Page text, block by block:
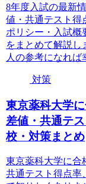
8年度入試の最新
値・共通テスト得
ポリシー・入試概
をまとめて解説し
人の参考になれば
対策
東京薬科大学
差値・共通テ
校・対策まとめ
東京薬科大学に合
共通テスト得点率